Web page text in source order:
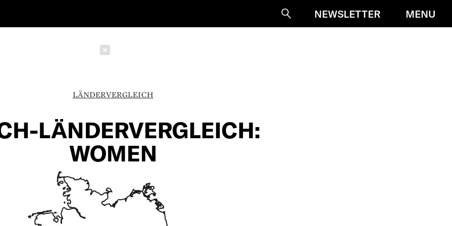
SucheNEWSLETTER MENU
LÄNDERVERGLEICH
LÄNDERVERGLEICH:
WOMEN